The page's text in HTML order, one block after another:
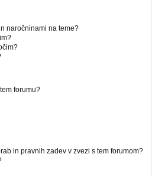
naročninami na teme?
forumu?
in pravnih zadev v zvezi s tem forumom?